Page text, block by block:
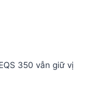
350 vẫn giữ vị